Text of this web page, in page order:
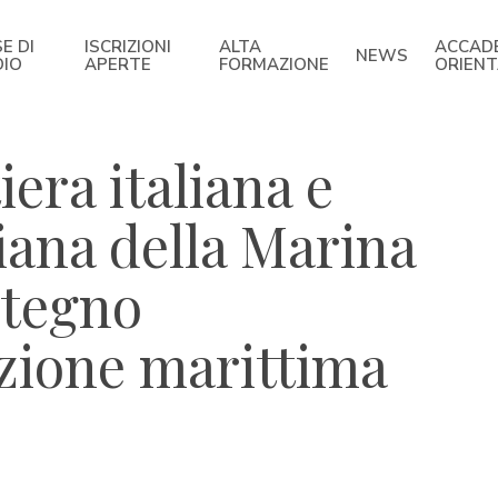
DI
ISCRIZIONI
APERTE
ALTA
FORMAZIONE
NEWS
italiana e
della Marina
marittima